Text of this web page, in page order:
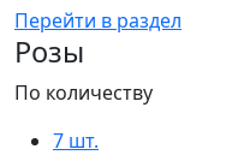
Перейти в раздел
Розы
По количеству
7 шт.